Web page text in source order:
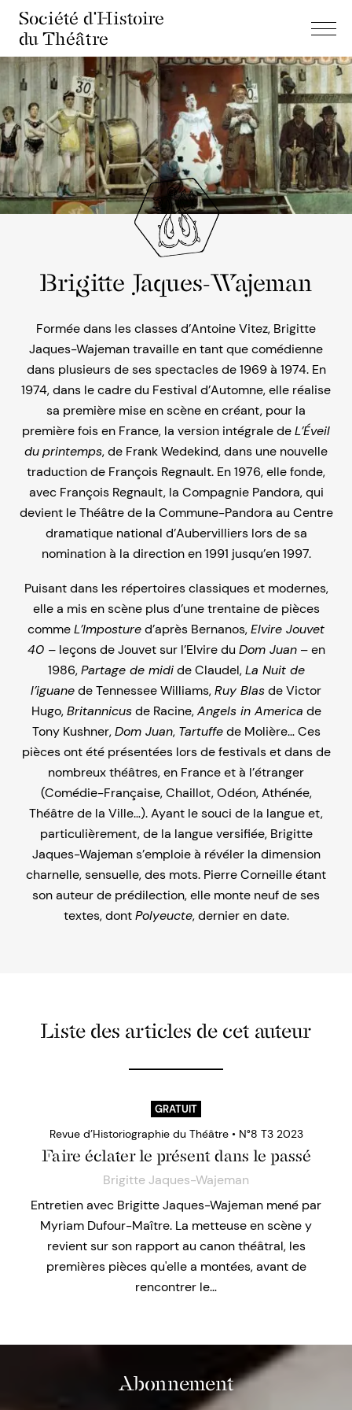
Société d'Histoire
du Théâtre
Brigitte Jaques-Wajeman
Formée dans les classes d’Antoine Vitez, Brigitte
Jaques-Wajeman travaille en tant que comédienne
dans plusieurs de ses spectacles de 1969 à 1974. En
1974, dans le cadre du Festival d’Automne, elle réalise
sa première mise en scène en créant, pour la
première fois en France, la version intégrale deL’Éveil
duprintemps, de Frank Wedekind, dans une nouvelle
traduction de François Regnault. En 1976, elle fonde,
avec François Regnault, la Compagnie Pandora, qui
devient le Théâtre de la Commune-Pandora au Centre
dramatique national d’Aubervilliers lors de sa
nomination à la direction en 1991 jusqu’en 1997.
Puisant dans les répertoires classiques et modernes,
elle a mis en scène plus d’une trentaine de pièces
commeL’Impostured’après Bernanos,Elvire Jouvet
40 –leçons de Jouvet sur l’Elvire du Dom Juan– en
1986,Partage de midide Claudel,La Nuit de
l’iguanede Tennessee Williams,Ruy Blasde Victor
Hugo,Britannicusde Racine,Angels in America de
Tony Kushner,Dom Juan, Tartuffede Molière… Ces
pièces ont été présentées lors de festivals et dans de
nombreux théâtres, en France et à l’étranger
(Comédie-Française, Chaillot, Odéon, Athénée,
Théâtre de la Ville…). Ayant le souci de la langue et,
particulièrement, de la langue versifiée, Brigitte
Jaques-Wajeman s’emploie à révéler la dimension
charnelle, sensuelle, des mots. Pierre Corneille étant
son auteur de prédilection, elle monte neuf de ses
textes, dontPolyeucte, dernier en date.
Liste des articles de cet auteur
GRATUIT
Revue d’Historiographie du Théâtre • N°8 T3 2023
Faire éclater le présent dans le passé
Brigitte Jaques-Wajeman
Entretien avec Brigitte Jaques-Wajeman mené par
Myriam Dufour-Maître. La metteuse en scène y
revient sur son rapport au canon théâtral, les
premières pièces qu'elle a montées, avant de
rencontrer le…
Abonnement